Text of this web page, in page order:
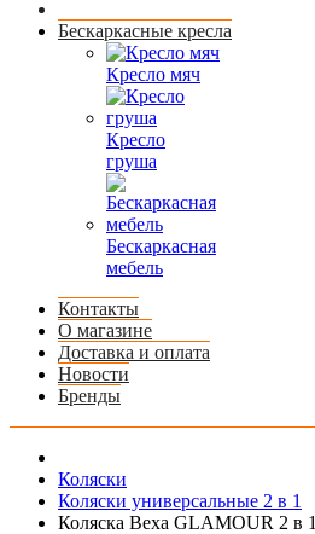
Бескаркасные кресла
Кресло мяч
Кресло
груша
Бескаркасная
мебель
Контакты
О магазине
Доставка и оплата
Новости
Бренды
Коляски
Коляски универсальные 2 в 1
Коляска Bexa GLAMOUR 2 в 1